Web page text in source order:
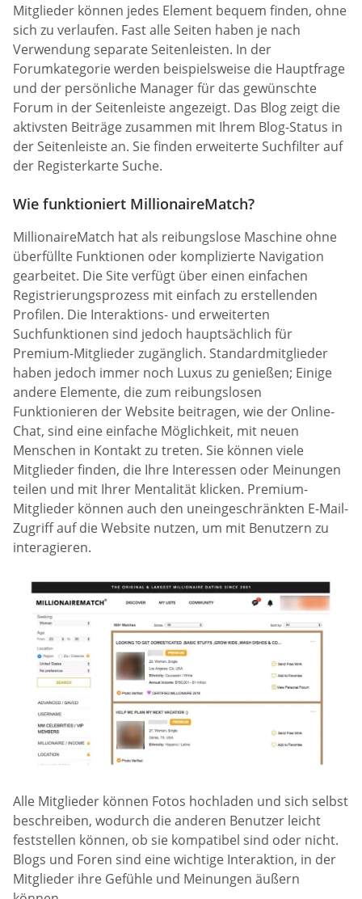
Mitglieder können jedes Element bequem finden, ohne
sich zu verlaufen. Fast alle Seiten haben je nach
Verwendung separate Seitenleisten. In der
Forumkategorie werden beispielsweise die Hauptfrage
und der persönliche Manager für das gewünschte
Forum in der Seitenleiste angezeigt. Das Blog zeigt die
aktivsten Beiträge zusammen mit Ihrem Blog-Status in
der Seitenleiste an. Sie finden erweiterte Suchfilter auf
der Registerkarte Suche.
Wie funktioniert MillionaireMatch?
MillionaireMatch hat als reibungslose Maschine ohne
überfüllte Funktionen oder komplizierte Navigation
gearbeitet. Die Site verfügt über einen einfachen
Registrierungsprozess mit einfach zu erstellenden
Profilen. Die Interaktions- und erweiterten
Suchfunktionen sind jedoch hauptsächlich für
Premium-Mitglieder zugänglich. Standardmitglieder
haben jedoch immer noch Luxus zu genießen; Einige
andere Elemente, die zum reibungslosen
Funktionieren der Website beitragen, wie der Online-
Chat, sind eine einfache Möglichkeit, mit neuen
Menschen in Kontakt zu treten. Sie können viele
Mitglieder finden, die Ihre Interessen oder Meinungen
teilen und mit Ihrer Mentalität klicken. Premium-
Mitglieder können auch den uneingeschränkten E-Mail-
Zugriff auf die Website nutzen, um mit Benutzern zu
interagieren.
Alle Mitglieder können Fotos hochladen und sich selbst
beschreiben, wodurch die anderen Benutzer leicht
feststellen können, ob sie kompatibel sind oder nicht.
Blogs und Foren sind eine wichtige Interaktion, in der
Mitglieder ihre Gefühle und Meinungen äußern